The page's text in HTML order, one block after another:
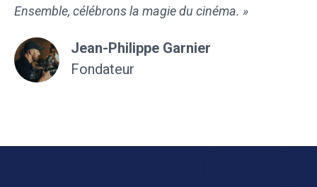
Ensemble, célébrons la magie du cinéma. »
Jean-Philippe Garnier
Fondateur